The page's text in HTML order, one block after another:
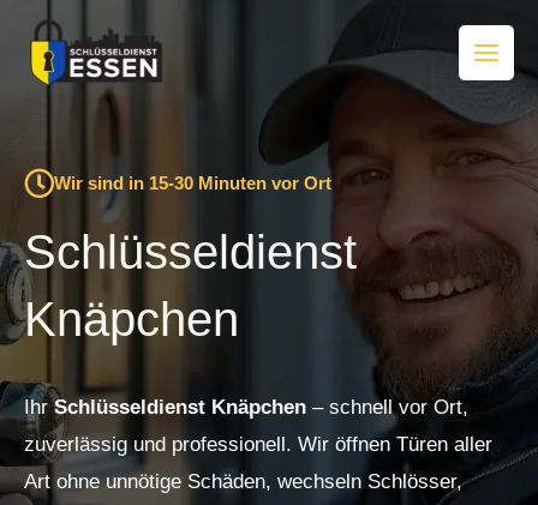
Inhalt
springen
Wir sind in 15-30 Minuten vor Ort
Schlüsseldienst
Knäpchen
IhrSchlüsseldienst Knäpchen – schnell vor Ort,
zuverlässig und professionell. Wir öffnen Türen aller
Art ohne unnötige Schäden, wechseln Schlösser,